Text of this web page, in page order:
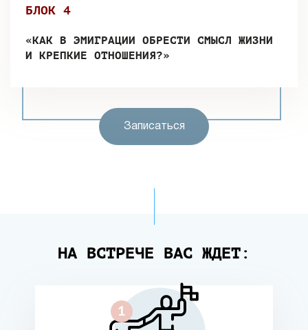
БЛОК 4
«КАК В ЭМИГРАЦИИ ОБРЕСТИ СМЫСЛ ЖИЗНИ
И КРЕПКИЕ ОТНОШЕНИЯ?»
Записаться
НА ВСТРЕЧЕ ВАС ЖДЕТ: